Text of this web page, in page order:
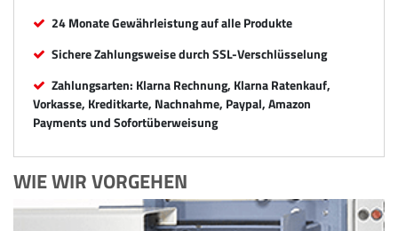
24 Monate Gewährleistung auf alle Produkte
Sichere Zahlungsweise durch SSL-Verschlüsselung
Zahlungsarten: Klarna Rechnung, Klarna Ratenkauf,
Vorkasse, Kreditkarte, Nachnahme, Paypal, Amazon
Payments und Sofortüberweisung
WIE WIR VORGEHEN